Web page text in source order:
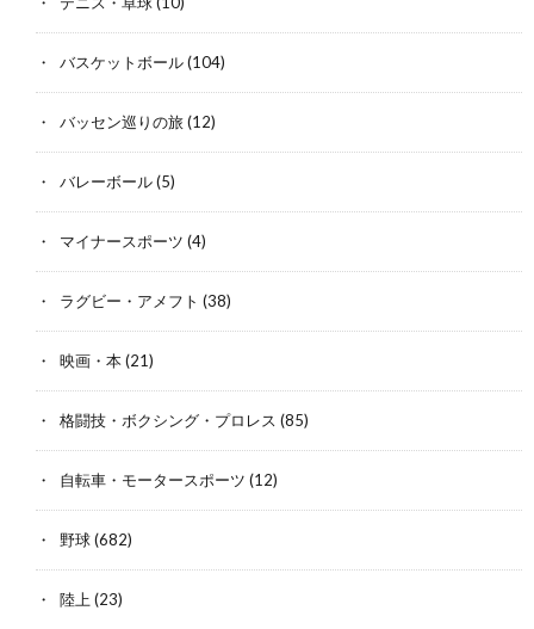
バスケットボール(104)
バッセン巡りの旅(12)
バレーボール(5)
マイナースポーツ (4)
ラグビー・アメフト (38)
映画・本(21)
格闘技・ボクシング・プロレス (85)
自転車・モータースポーツ (12)
野球(682)
陸上 (23)